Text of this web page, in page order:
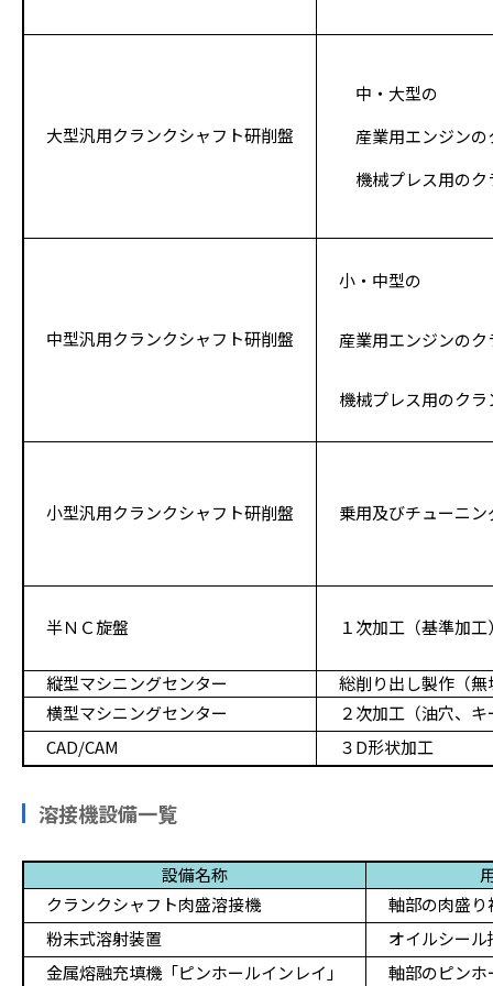
大型汎用クランクシャフト研削盤
中・大型の
産業用エンジンの
機械プレス用のク
中型汎用クランクシャフト研削盤
小・中型の
産業用エンジンの
機械プレス用のク
小型汎用クランクシャフト研削盤 乗用及びチューニ
半ＮＣ旋盤 １次加工（基準加工
縦型マシニングセンター
総削り出し製作（
横型マシニングセンター
２次加工（油穴、
CAD/CAM
３D形状加工
溶接機設備一覧
設備名称
クランクシャフト肉盛溶接機
軸部の肉盛り
粉末式溶射装置
オイルシー
金属熔融充填機「ピンホールインレイ」
軸部のピン